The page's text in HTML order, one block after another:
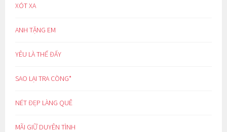
XÓT XA
ANH TẶNG EM
YÊU LÀ THẾ ĐẤY
SAO LẠI TRA CÒNG*
NÉT ĐẸP LÀNG QUÊ
MÃI GIỮ DUYÊN TÌNH